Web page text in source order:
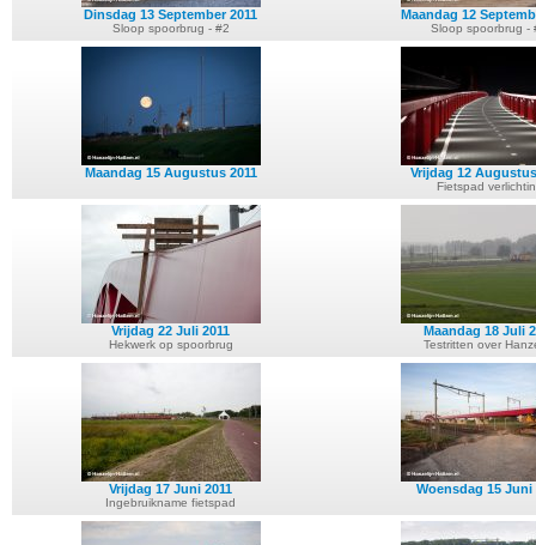
Dinsdag 13 September 2011
Sloop spoorbrug - #2
Maandag 12
Sloop spoorbrug -
Maandag 15 Augustus 2011 Vrijdag 12
Fietspad
Vrijdag 22 Juli 2011
Hekwerk op spoorbrug
Maandag 18 Juli
Testritten over
Vrijdag 17 Juni 2011
Ingebruikname fietspad
Woensdag 15 Juni